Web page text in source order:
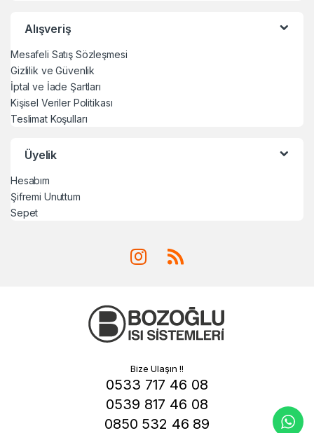
Alışveriş
Mesafeli Satış Sözleşmesi
Gizlilik ve Güvenlik
İptal ve İade Şartları
Kişisel Veriler Politikası
Teslimat Koşulları
Üyelik
Hesabım
Şifremi Unuttum
Sepet
Bize Ulaşın !!
0533 717 46 08
0539 817 46 08
0850 532 46 89